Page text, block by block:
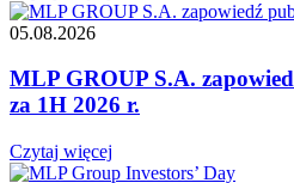
05.08.2026
MLP GROUP S.A.
za 1H 2026 r.
Czytaj więcej